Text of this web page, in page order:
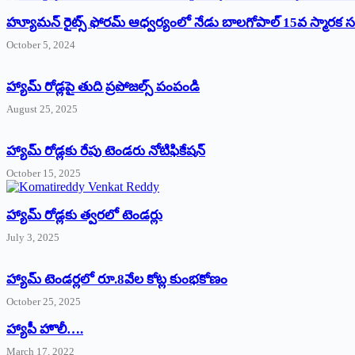
హ్యూమన్‌ రైట్స్‌ ఫోరమ్‌ ఆధ్వర్యంలో నేడు బాలగోపాల్‌ 15వ స్మారక
October 5, 2024
హ్యామ్‌ రోడ్లపై తుది ప్రపోజల్స్‌ పంపండి
August 25, 2025
హ్యామ్‌ రోడ్లకు రేపు టెండరు నోటిఫికేషన్‌
October 15, 2025
హ్యామ్‌ రోడ్లకు త్వరలో టెండర్లు
July 3, 2025
హ్యామ్‌ ‌టెండర్లలో రూ.8వేల కోట్ల కుంభకోణం
October 25, 2025
హ్యాపీ హొలీ….
March 17, 2022